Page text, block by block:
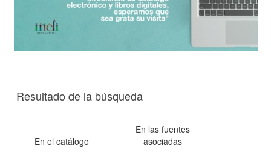
Resultado de la búsqueda
En el catálogo
En las fuentes
asociadas